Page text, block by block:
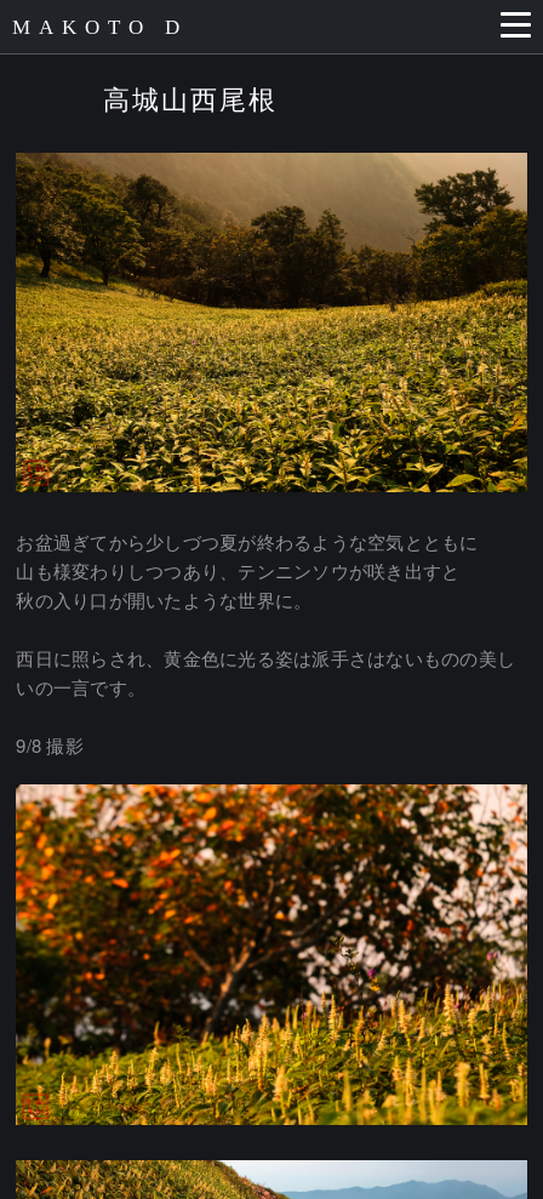
MAKOTO D
高城山西尾根
お盆過ぎてから少しづつ夏が終わるような空気とともに
山も様変わりしつつあり、テンニンソウが咲き出すと
秋の入り口が開いたような世界に。
西日に照らされ、黄金色に光る姿は派手さはないものの美し
いの一言です。
9/8 撮影